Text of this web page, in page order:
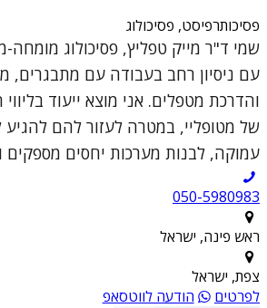
פסיכותרפיסט, פסיכולוג
שמי ד"ר מייק טפליץ, פסיכולוג מומחה-
עם ניסיון רחב בעבודה עם מתבגרים,
והדרכת מטפלים. אני מוצא ייעוד
של מטופליי, במטרה לעזור להם
עמוקה, לבנות מערכות יחסים מספקים
050-5980983
ראש פינה, ישראל
צפת, ישראל
לפרטים
הודעה לווטסאפ